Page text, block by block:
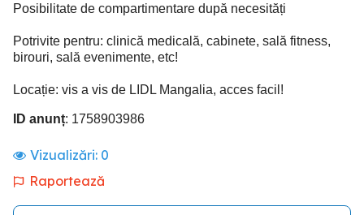
Posibilitate de compartimentare după necesități
Potrivite pentru: clinică medicală, cabinete, sală fitness,
birouri, sală evenimente, etc!
Locație: vis a vis de LIDL Mangalia, acces facil!
ID anunț: 1758903986
Vizualizări: 0
Raportează